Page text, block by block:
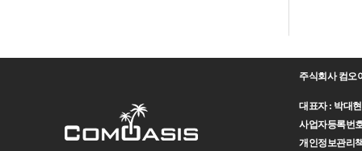
주식회사 컴오
대표자 : 박대
사업자등록번
개인정보관리